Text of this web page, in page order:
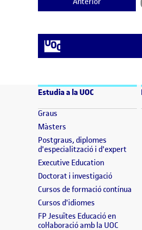
Estudia a la UOC
Graus (s'obre en una finestra
Màsters (s'obre en una
Postgraus, diplomes
d'especialització i d'expert
Executive Education(s'obre en
Doctorat i investigació(s'obre
Cursos de formació contínua
Cursos d'idiomes (s'obre en
FP Jesuïtes Educació en
col·laboració amb la UOC(s'obre